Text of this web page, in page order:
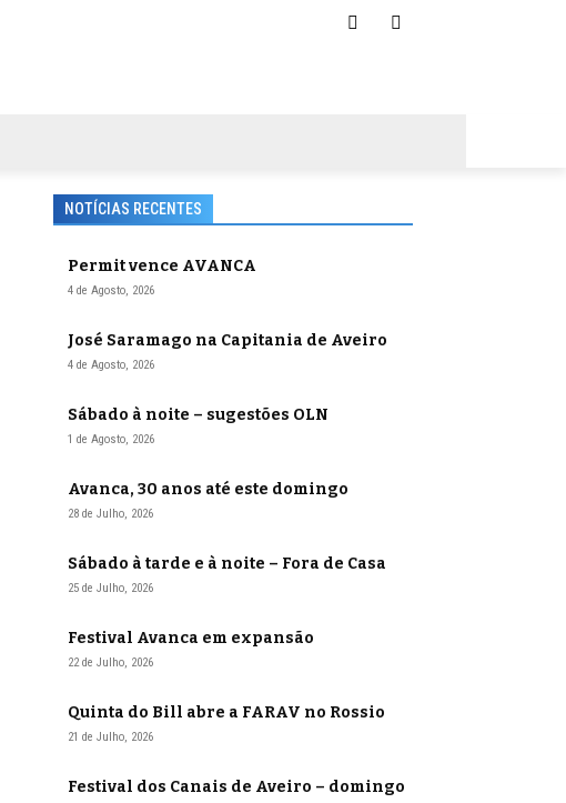
NOTÍCIAS RECENTES
Permit vence AVANCA
4 de Agosto, 2026
José Saramago na Capitania de Aveiro
4 de Agosto, 2026
Sábado à noite – sugestões OLN
1 de Agosto, 2026
Avanca, 30 anos até este domingo
28 de Julho, 2026
Sábado à tarde e à noite – Fora de Casa
25 de Julho, 2026
Festival Avanca em expansão
22 de Julho, 2026
Quinta do Bill abre a FARAV no Rossio
21 de Julho, 2026
Festival dos Canais de Aveiro – domingo